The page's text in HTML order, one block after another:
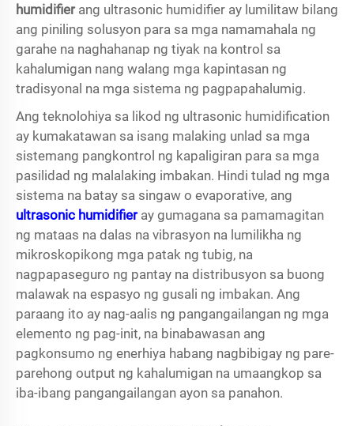
humidifier ang ultrasonic humidifier ay lumilitaw bilang
ang piniling solusyon para sa mga namamahala ng
garahe na naghahanap ng tiyak na kontrol sa
kahalumigan nang walang mga kapintasan ng
tradisyonal na mga sistema ng pagpapahalumig.
Ang teknolohiya sa likod ng ultrasonic humidification
ay kumakatawan sa isang malaking unlad sa mga
sistemang pangkontrol ng kapaligiran para sa mga
pasilidad ng malalaking imbakan. Hindi tulad ng mga
sistema na batay sa singaw o evaporative, ang
ultrasonic humidifier ay gumagana sa pamamagitan
ng mataas na dalas na vibrasyon na lumilikha ng
mikroskopikong mga patak ng tubig, na
nagpapaseguro ng pantay na distribusyon sa buong
malawak na espasyo ng gusali ng imbakan. Ang
paraang ito ay nag-aalis ng pangangailangan ng mga
elemento ng pag-init, na binabawasan ang
pagkonsumo ng enerhiya habang nagbibigay ng pare-
parehong output ng kahalumigan na umaangkop sa
iba-ibang pangangailangan ayon sa panahon.